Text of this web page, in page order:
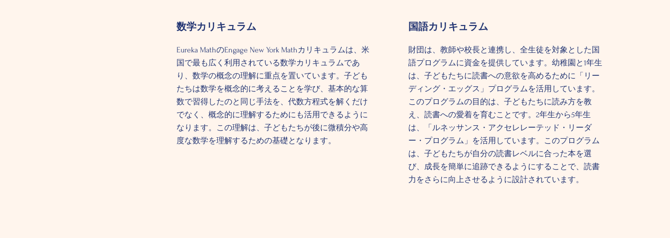
数学カリキュラム
Eureka MathのEngage New York Mathカリキュラムは、米
国で最も広く利用されている数学カリキュラムであ
り、数学の概念の理解に重点を置いています。子ども
たちは数学を概念的に考えることを学び、基本的な算
数で習得したのと同じ手法を、代数方程式を解くだけ
でなく、概念的に理解するためにも活用できるように
なります。この理解は、子どもたちが後に微積分や高
度な数学を理解するための基礎となります。
国語カリキュラム
財団は、教師や校長と連携し、全生徒を対象とした国
語プログラムに資金を提供しています。幼稚園と1年生
は、子どもたちに読書への意欲を高めるために「リー
ディング・エッグス」プログラムを活用しています。
このプログラムの目的は、子どもたちに読み方を教
え、読書への愛着を育むことです。2年生から5年生
は、「ルネッサンス・アクセレレーテッド・リーダ
ー・プログラム」を活用しています。このプログラム
は、子どもたちが自分の読書レベルに合った本を選
び、成長を簡単に追跡できるようにすることで、読書
力をさらに向上させるように設計されています。